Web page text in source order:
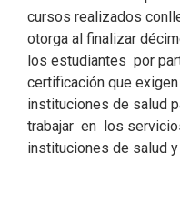
cursos realizados
otorga al finalizar
los estudiantes por
certificación que
instituciones de salud
trabajar en los
instituciones de salud